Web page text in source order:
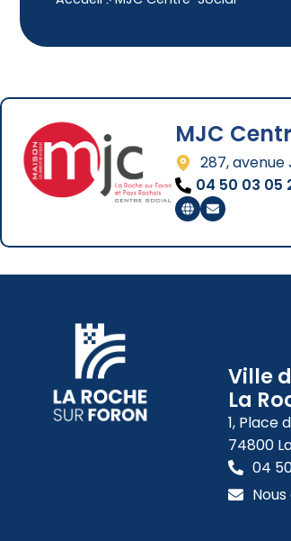
MJC
287,
04 50 03 05
Ville
La
1, Place
74800
04